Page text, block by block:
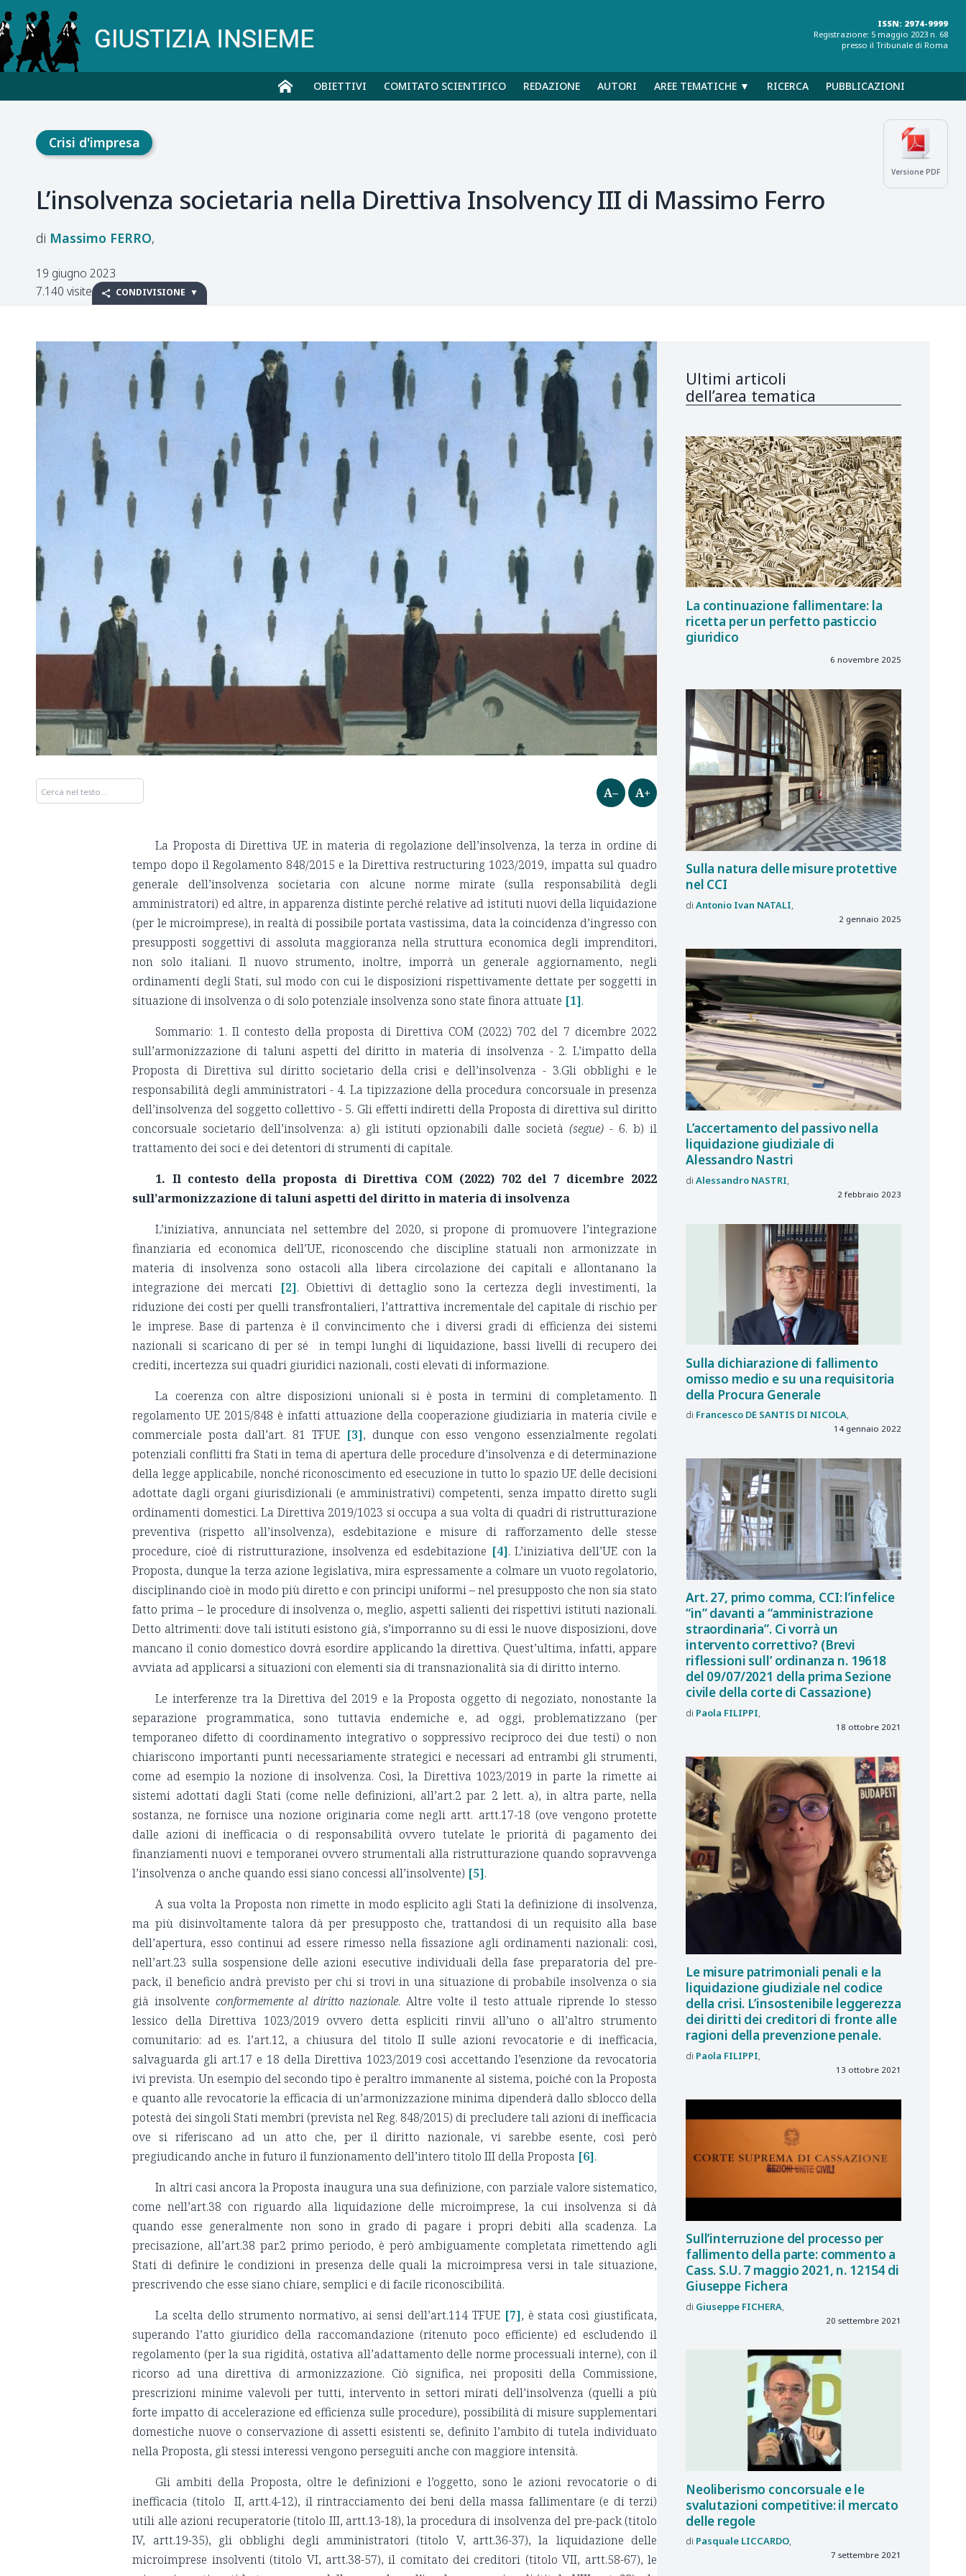
ISSN: 2974-9999
Registrazione: 5 maggio 2023 n. 68
presso il Tribunale di Roma
OBIETTIVI COMITATO SCIENTIFICO REDAZIONE AUTORI AREE TEMATICHE ▼ RICERCA PUBBLICAZIONI
Versione PDF
Crisi d'impresa
L’insolvenza societaria nella Direttiva Insolvency III di Massimo Ferro
Massimo FERRO
19 giugno 2023
7.140 visite
CONDIVISIONE
A– A+
La Proposta di Direttiva UE in materia di regolazione dell’insolvenza, la terza in ordine di
tempo dopo il Regolamento 848/2015 e la Direttiva restructuring 1023/2019, impatta sul quadro
generale dell’insolvenza societaria con alcune norme mirate (sulla responsabilità degli
amministratori) ed altre, in apparenza distinte perché relative ad istituti nuovi della liquidazione
(per le microimprese), in realtà di possibile portata vastissima, data la coincidenza d’ingresso con
presupposti soggettivi di assoluta maggioranza nella struttura economica degli imprenditori,
non solo italiani. Il nuovo strumento, inoltre, imporrà un generale aggiornamento, negli
ordinamenti degli Stati, sul modo con cui le disposizioni rispettivamente dettate per soggetti in
situazione di insolvenza o di solo potenziale insolvenza sono state finora attuate [1].
Sommario: 1. Il contesto della proposta di Direttiva COM (2022) 702 del 7 dicembre 2022
sull’armonizzazione di taluni aspetti del diritto in materia di insolvenza - 2. L’impatto della
Proposta di Direttiva sul diritto societario della crisi e dell’insolvenza - 3.Gli obblighi e le
responsabilità degli amministratori - 4. La tipizzazione della procedura concorsuale in presenza
dell’insolvenza del soggetto collettivo - 5. Gli effetti indiretti della Proposta di direttiva sul diritto
concorsuale societario dell’insolvenza: a) gli istituti opzionabili dalle società (segue)- 6. b) il
trattamento dei soci e dei detentori di strumenti di capitale.
1. Il contesto della proposta di Direttiva COM (2022) 702 del 7 dicembre 2022
sull’armonizzazione di taluni aspetti del diritto in materia di insolvenza
L’iniziativa, annunciata nel settembre del 2020, si propone di promuovere l’integrazione
finanziaria ed economica dell’UE, riconoscendo che discipline statuali non armonizzate in
materia di insolvenza sono ostacoli alla libera circolazione dei capitali e allontanano la
integrazione dei mercati [2]. Obiettivi di dettaglio sono la certezza degli investimenti, la
riduzione dei costi per quelli transfrontalieri, l’attrattiva incrementale del capitale di rischio per
le imprese. Base di partenza è il convincimento che i diversi gradi di efficienza dei sistemi
nazionali si scaricano di per sé in tempi lunghi di liquidazione, bassi livelli di recupero dei
crediti, incertezza sui quadri giuridici nazionali, costi elevati di informazione.
La coerenza con altre disposizioni unionali si è posta in termini di completamento. Il
regolamento UE 2015/848 è infatti attuazione della cooperazione giudiziaria in materia civile e
commerciale posta dall’art. 81 TFUE [3], dunque con esso vengono essenzialmente regolati
potenziali conflitti fra Stati in tema di apertura delle procedure d’insolvenza e di determinazione
della legge applicabile, nonché riconoscimento ed esecuzione in tutto lo spazio UE delle decisioni
adottate dagli organi giurisdizionali (e amministrativi) competenti, senza impatto diretto sugli
ordinamenti domestici. La Direttiva 2019/1023 si occupa a sua volta di quadri di ristrutturazione
preventiva (rispetto all’insolvenza), esdebitazione e misure di rafforzamento delle stesse
procedure, cioè di ristrutturazione, insolvenza ed esdebitazione [4]. L’iniziativa dell’UE con la
Proposta, dunque la terza azione legislativa, mira espressamente a colmare un vuoto regolatorio,
disciplinando cioè in modo più diretto e con principi uniformi – nel presupposto che non sia stato
fatto prima – le procedure di insolvenza o, meglio, aspetti salienti dei rispettivi istituti nazionali.
Detto altrimenti: dove tali istituti esistono già, s’imporranno su di essi le nuove disposizioni, dove
mancano il conio domestico dovrà esordire applicando la direttiva. Quest’ultima, infatti, appare
avviata ad applicarsi a situazioni con elementi sia di transnazionalità sia di diritto interno.
Le interferenze tra la Direttiva del 2019 e la Proposta oggetto di negoziato, nonostante la
separazione programmatica, sono tuttavia endemiche e, ad oggi, problematizzano (per
temporaneo difetto di coordinamento integrativo o soppressivo reciproco dei due testi) o non
chiariscono importanti punti necessariamente strategici e necessari ad entrambi gli strumenti,
come ad esempio la nozione di insolvenza. Così, la Direttiva 1023/2019 in parte la rimette ai
sistemi adottati dagli Stati (come nelle definizioni, all’art.2 par. 2 lett. a), in altra parte, nella
sostanza, ne fornisce una nozione originaria come negli artt. artt.17-18 (ove vengono protette
dalle azioni di inefficacia o di responsabilità ovvero tutelate le priorità di pagamento dei
finanziamenti nuovi e temporanei ovvero strumentali alla ristrutturazione quando sopravvenga
l’insolvenza o anche quando essi siano concessi all’insolvente) [5].
A sua volta la Proposta non rimette in modo esplicito agli Stati la definizione di insolvenza,
ma più disinvoltamente talora dà per presupposto che, trattandosi di un requisito alla base
dell’apertura, esso continui ad essere rimesso nella fissazione agli ordinamenti nazionali: così,
nell’art.23 sulla sospensione delle azioni esecutive individuali della fase preparatoria del pre-
pack, il beneficio andrà previsto per chi si trovi in una situazione di probabile insolvenza o sia
già insolvente conformemente al diritto nazionale. Altre volte il testo attuale riprende lo stesso
lessico della Direttiva 1023/2019 ovvero detta espliciti rinvii all’uno o all’altro strumento
comunitario: ad es. l’art.12, a chiusura del titolo II sulle azioni revocatorie e di inefficacia,
salvaguarda gli art.17 e 18 della Direttiva 1023/2019 così accettando l’esenzione da revocatoria
ivi prevista. Un esempio del secondo tipo è peraltro immanente al sistema, poiché con la Proposta
e quanto alle revocatorie la efficacia di un’armonizzazione minima dipenderà dallo sblocco della
potestà dei singoli Stati membri (prevista nel Reg. 848/2015) di precludere tali azioni di inefficacia
ove si riferiscano ad un atto che, per il diritto nazionale, vi sarebbe esente, così però
pregiudicando anche in futuro il funzionamento dell’intero titolo III della Proposta [6].
In altri casi ancora la Proposta inaugura una sua definizione, con parziale valore sistematico,
come nell’art.38 con riguardo alla liquidazione delle microimprese, la cui insolvenza si dà
quando esse generalmente non sono in grado di pagare i propri debiti alla scadenza. La
precisazione, all’art.38 par.2 primo periodo, è però ambiguamente completata rimettendo agli
Stati di definire le condizioni in presenza delle quali la microimpresa versi in tale situazione,
prescrivendo che esse siano chiare, semplici e di facile riconoscibilità.
La scelta dello strumento normativo, ai sensi dell’art.114 TFUE [7], è stata così giustificata,
superando l’atto giuridico della raccomandazione (ritenuto poco efficiente) ed escludendo il
regolamento (per la sua rigidità, ostativa all’adattamento delle norme processuali interne), con il
ricorso ad una direttiva di armonizzazione. Ciò significa, nei propositi della Commissione,
prescrizioni minime valevoli per tutti, intervento in settori mirati dell’insolvenza (quelli a più
forte impatto di accelerazione ed efficienza sulle procedure), possibilità di misure supplementari
domestiche nuove o conservazione di assetti esistenti se, definito l’ambito di tutela individuato
nella Proposta, gli stessi interessi vengono perseguiti anche con maggiore intensità.
Gli ambiti della Proposta, oltre le definizioni e l’oggetto, sono le azioni revocatorie o di
inefficacia (titolo II, artt.4-12), il rintracciamento dei beni della massa fallimentare (e di terzi)
utili alle azioni recuperatorie (titolo III, artt.13-18), la procedura di insolvenza del pre-pack (titolo
IV, artt.19-35), gli obblighi degli amministratori (titolo V, artt.36-37), la liquidazione delle
microimprese insolventi (titolo VI, artt.38-57), il comitato dei creditori (titolo VII, artt.58-67), le
Ultimi articoli
dell’area tematica
La continuazione fallimentare: la
ricetta per un perfetto pasticcio
giuridico
6 novembre 2025
Sulla natura dellemisure protettive
nel CCI
Antonio Ivan NATALI
2 gennaio 2025
L’accertamento del passivo nella
liquidazione giudiziale di
Alessandro Nastri
Alessandro NASTRI
2 febbraio 2023
Sulla dichiarazione di fallimento
omisso medio e su una requisitoria
della Procura Generale
Francesco DE SANTIS DI NICOLA
14 gennaio 2022
Art. 27, primo comma, CCI: l’infelice
“in” davanti a “amministrazione
straordinaria”. Ci vorrà un
intervento correttivo? (Brevi
riflessioni sull’ ordinanza n. 19618
del 09/07/2021 della prima Sezione
civile della corte di Cassazione)
Paola FILIPPI
18 ottobre 2021
Le misure patrimoniali penali e la
liquidazione giudiziale nel codice
della crisi. L’insostenibile leggerezza
dei diritti dei creditori di fronte alle
ragioni della prevenzione penale.
Paola FILIPPI
13 ottobre 2021
Sull’interruzione del processo per
fallimento della parte: commento a
Cass. S.U. 7 maggio 2021, n. 12154 di
Giuseppe Fichera
Giuseppe FICHERA
20 settembre 2021
Neoliberismo concorsuale e le
svalutazioni competitive: il mercato
delle regole
Pasquale LICCARDO
7 settembre 2021